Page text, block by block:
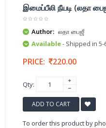
இமைப்பீலி நீயடி (லதா
Author: லதா பைஜீ
Available- Shipped in
PRICE: 220.00
Qty:
ADD TO CART
To order this product by